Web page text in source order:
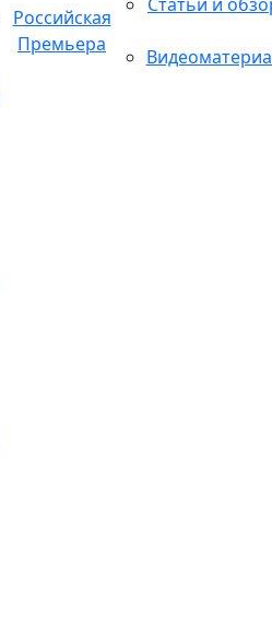
Российская
Премьера